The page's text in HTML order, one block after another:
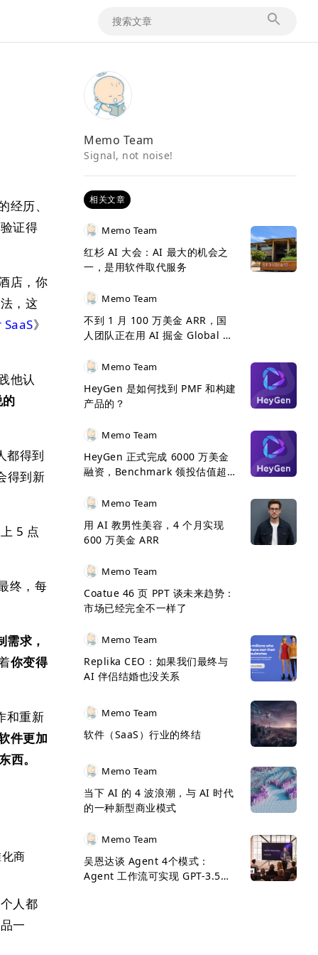
经历、
证得
店，你
，这
》
他认
都得到
得到新
5 点
终，每
求，
你变得
和重新
件更加
。
商
人都
一
Memo Team
Signal, not noise!
相关文章
Memo Team
红杉 AI 大会：AI 最大的机会之
一，是用软件取代服务
Memo Team
不到 1 月 100 万美金 ARR，国
人团队正在用 AI 掘金 Global 市
Memo Team
HeyGen 是如何找到 PMF 和构建
产品的？
Memo Team
HeyGen 正式完成 6000 万美金
融资，Benchmark 领投估值超 5
Memo Team
用 AI 教男性美容，4 个月实现
600 万美金 ARR
Memo Team
Coatue 46 页 PPT 谈未来趋势：
市场已经完全不一样了
Memo Team
Replika CEO：如果我们最终与
AI 伴侣结婚也没关系
Memo Team
软件（SaaS）行业的终结
Memo Team
当下 AI 的 4 波浪潮，与 AI 时代
的一种新型商业模式
Memo Team
吴恩达谈 Agent 4个模式：
Agent 工作流可实现 GPT-3.5